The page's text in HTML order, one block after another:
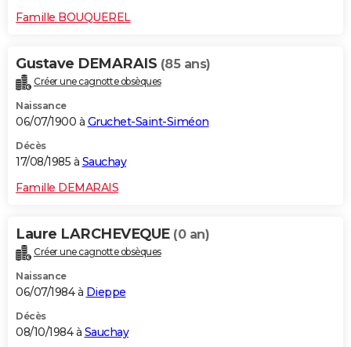
Famille BOUQUEREL
Gustave DEMARAIS (85 ans)
Créer une cagnotte obsèques
Naissance
06/07/1900 à Gruchet-Saint-Siméon
Décès
17/08/1985 à Sauchay
Famille DEMARAIS
Laure LARCHEVEQUE (0 an)
Créer une cagnotte obsèques
Naissance
06/07/1984 à Dieppe
Décès
08/10/1984 à Sauchay